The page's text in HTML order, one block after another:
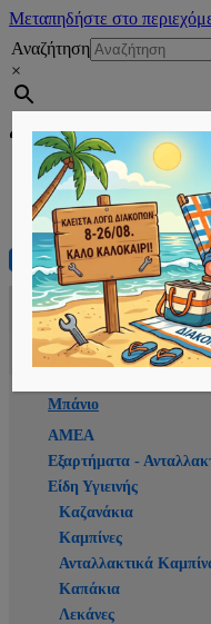
Μεταπηδήστε στο
Αναζήτηση
×
Εγγραφή
Αρχική
E-shop
Μπάνιο
ΑΜΕΑ
Εξαρτήματα -
Είδη Υγιεινής
Καζανάκια
Καμπίνες
Ανταλλακτικά
Καπάκια
Λεκάνες